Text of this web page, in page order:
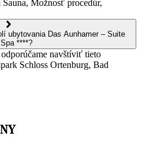
Možnosť procedúr,
ubytovania Das Aunhamer – Suite
****?
navštíviť tieto
Schloss Ortenburg, Bad